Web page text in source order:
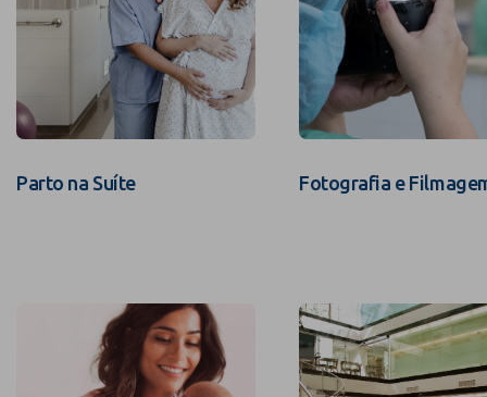
Parto na Suíte Fotografia e